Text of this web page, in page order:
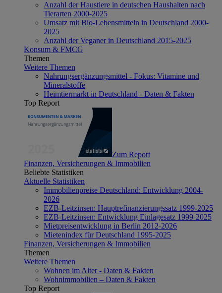
Anzahl der Haustiere in deutschen Haushalten nach
Tierarten 2000-2025
Umsatz mit Bio-Lebensmitteln in Deutschland 2000-
2025
Anzahl der Veganer in Deutschland 2015-2025
Konsum & FMCG
Themen
Weitere Themen
Nahrungsergänzungsmittel - Fokus: Vitamine und
Mineralstoffe
Heimtiermarkt in Deutschland - Daten & Fakten
Top Report
Zum Report
Finanzen, Versicherungen & Immobilien
Beliebte Statistiken
Aktuelle Statistiken
Immobilienpreise Deutschland: Entwicklung 2004-
2026
EZB-Leitzinsen: Hauptrefinanzierungssatz 1999-2025
EZB-Leitzinsen: Entwicklung Einlagesatz 1999-2025
Mietpreisentwicklung in Berlin 2012-2026
Mietenindex für Deutschland 1995-2025
Finanzen, Versicherungen & Immobilien
Themen
Weitere Themen
Wohnen im Alter - Daten & Fakten
Wohnimmobilien – Daten & Fakten
Top Report